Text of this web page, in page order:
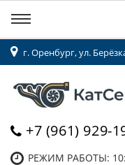
г. Оренбург, ул.
+7 (961) 929-
РЕЖИМ РАБОТЫ: